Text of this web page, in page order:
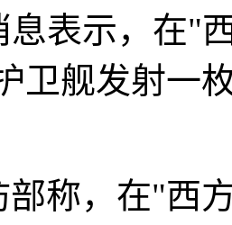
息表示，在"
卫舰发射一
称，在"西